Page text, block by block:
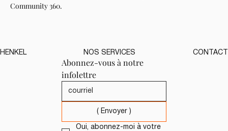
Community 360.
Abonnez-vous à notre
infolettre
( Envoyer )
Oui, abonnez-moi à votre
HENKEL NOS SERVICES CONTACT